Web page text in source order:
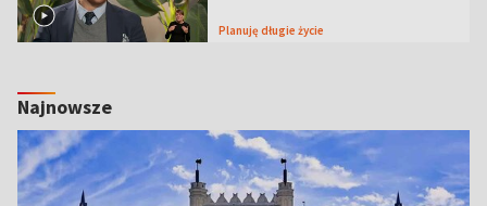
Planuję długie życie
Najnowsze